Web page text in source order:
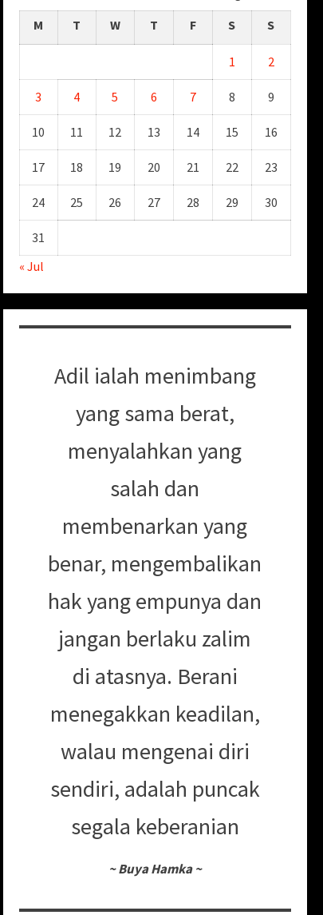
M T W T F S S
1 2
3 4 5 6 7 8 9
10 11 12 13 14 15 16
17 18 19 20 21 22 23
24 25 26 27 28 29 30
31
« Jul
Adil ialah menimbang
yang sama berat,
menyalahkan yang
salah dan
membenarkan yang
benar, mengembalikan
hak yang empunya dan
jangan berlaku zalim
di atasnya. Berani
menegakkan keadilan,
walau mengenai diri
sendiri, adalah puncak
segala keberanian
~Buya Hamka ~